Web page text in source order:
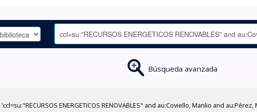
Búsqueda avanzada
ENERGETICOS RENOVABLES" and au:Coviello, Manlio and